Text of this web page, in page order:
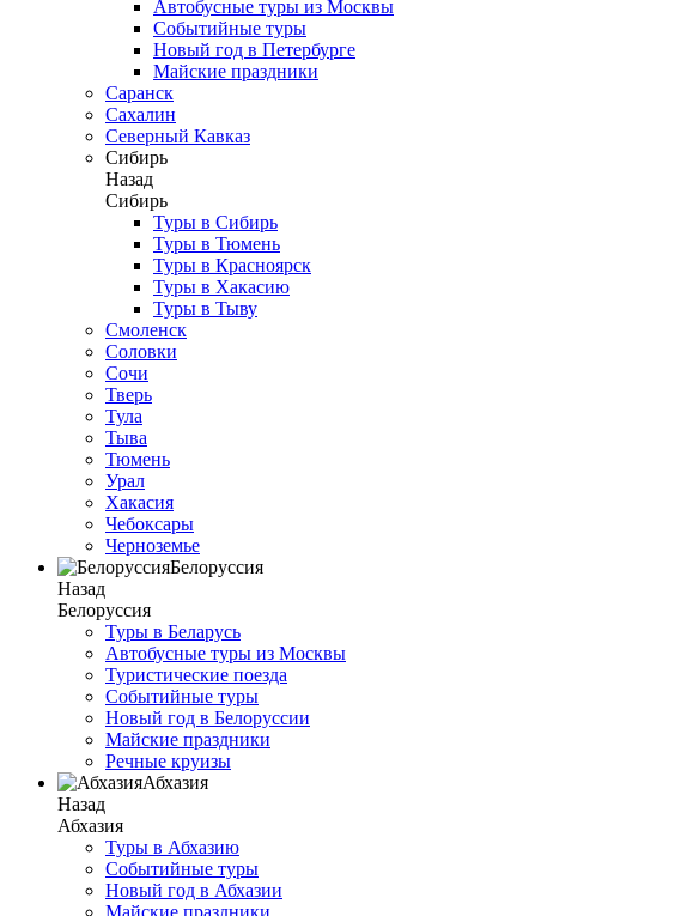
Автобусные туры из Москвы
Событийные туры
Новый год в Петербурге
Майские праздники
Саранск
Сахалин
Северный Кавказ
Сибирь
Назад
Сибирь
Туры в Сибирь
Туры в Тюмень
Туры в Красноярск
Туры в Хакасию
Туры в Тыву
Смоленск
Соловки
Сочи
Тверь
Тула
Тыва
Тюмень
Урал
Хакасия
Чебоксары
Черноземье
Белоруссия
Назад
Белоруссия
Туры в Беларусь
Автобусные туры из Москвы
Туристические поезда
Событийные туры
Новый год в Белоруссии
Майские праздники
Речные круизы
Абхазия
Назад
Абхазия
Туры в Абхазию
Событийные туры
Новый год в Абхазии
Майские праздники